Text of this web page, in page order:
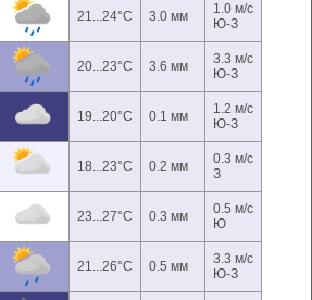
21...24°C 3.0 мм
1.0 м/с
Ю-З
20...23°C 3.6 мм
3.3 м/с
Ю-З
19...20°C 0.1 мм
1.2 м/с
Ю-З
18...23°C 0.2 мм
0.3 м/с
З
23...27°C 0.3 мм
0.5 м/с
Ю
21...26°C 0.5 мм
3.3 м/с
Ю-З